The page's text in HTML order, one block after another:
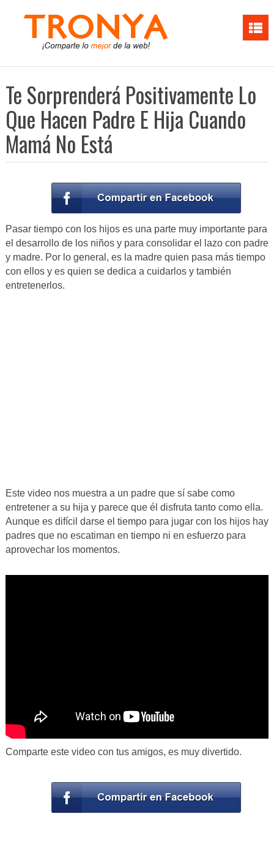
Te Sorprenderá Positivamente Lo
Que Hacen Padre E Hija Cuando
Mamá No Está
Pasar tiempo con los hijos es una parte muy importante para
el desarrollo de los niños y para consolidar el lazo con padre
y madre. Por lo general, es la madre quien pasa más tiempo
con ellos y es quien se dedica a cuidarlos y también
entretenerlos.
Este video nos muestra a un padre que sí sabe como
entretener a su hija y parece que él disfruta tanto como ella.
Aunque es difícil darse el tiempo para jugar con los hijos hay
padres que no escatiman en tiempo ni en esfuerzo para
aprovechar los momentos.
Comparte este video con tus amigos, es muy divertido.